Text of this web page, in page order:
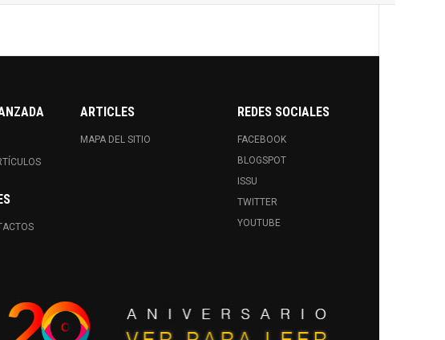
ARTICLES
MAPA DEL SITIO
REDES SOCIALES
FACEBOOK
BLOGSPOT
ISSU
TWITTER
YOUTUBE